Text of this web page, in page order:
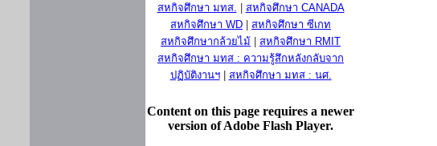
สหกิจศึกษา มทส.
สหกิจศึกษา CANADA
สหกิจศึกษา WD
สหกิจศึกษา ซีเกท
สหกิจศึกษากล้วยไม้
สหกิจศึกษา RMIT
สหกิจศึกษา มทส : ความรู้สึกหลังกลับจาก
ปฏิบัติงานฯ| สหกิจศึกษา มทส : นศ.
Content on this page requires a newer
version of Adobe Flash Player.